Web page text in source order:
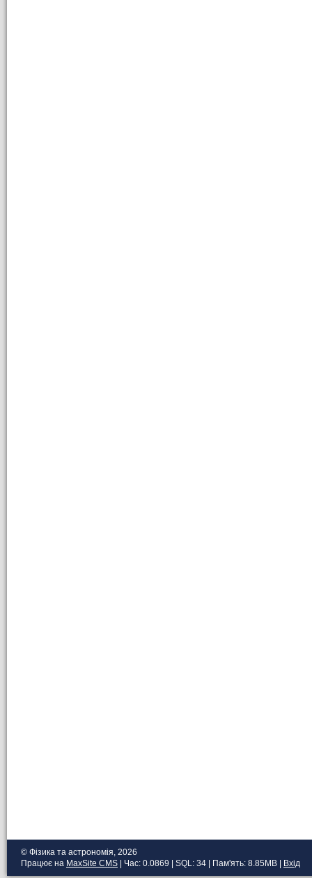
© Фізика та астрономія, 2026
Працює на MaxSite CMS | Час: 0.0869 | SQL: 34 | Пам'ять: 8.85MB Вхід